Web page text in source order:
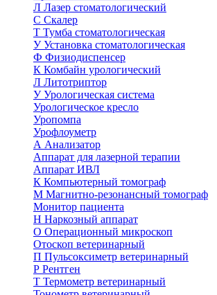
Л Лазер стоматологический
С Скалер
Т Тумба стоматологическая
УУстановка стоматологическая
Ф Физиодиспенсер
К Комбайн урологический
Л Литотриптор
УУрологическая система
Урологическое кресло
Уропомпа
Урофлоуметр
А Анализатор
Аппарат для лазерной терапии
Аппарат ИВЛ
К Компьютерный томограф
М Магнитно-резонансный томограф
Монитор пациента
Н Наркозный аппарат
О Операционный микроскоп
Отоскоп ветеринарный
П Пульсоксиметр ветеринарный
Р Рентген
Т Термометр ветеринарный